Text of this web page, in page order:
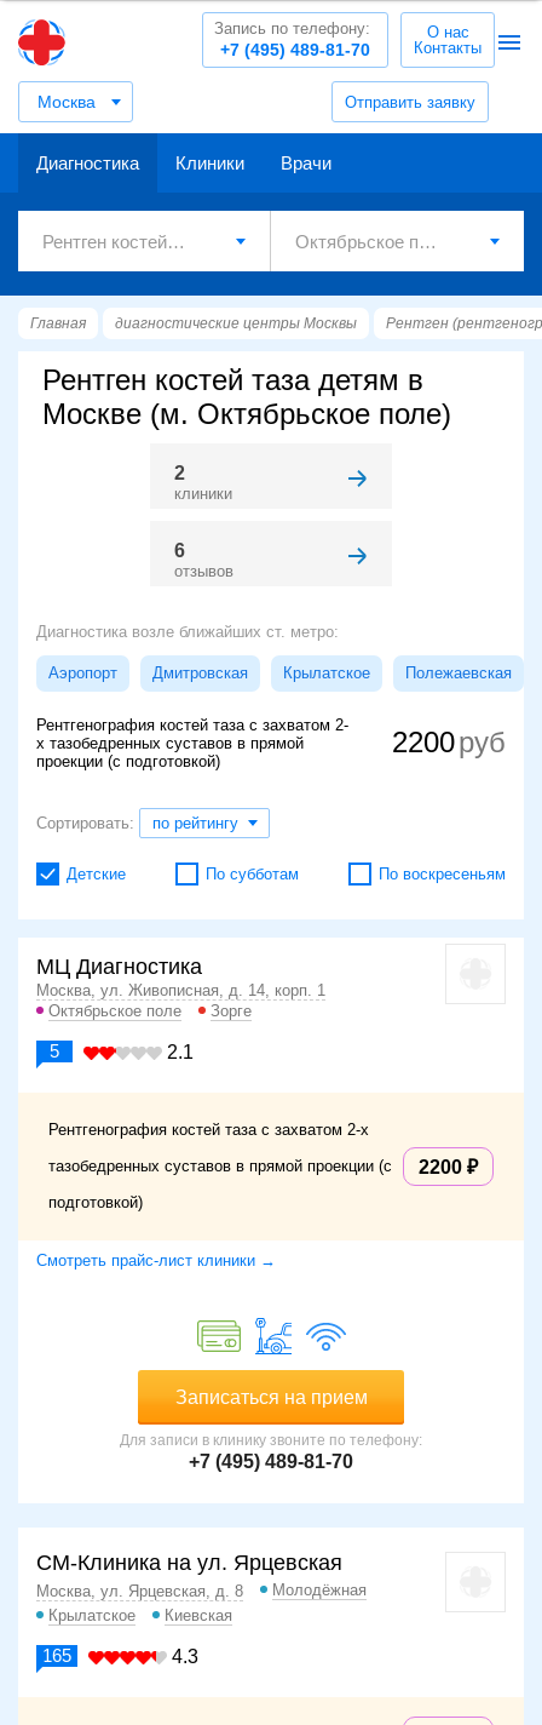
Москва Отправить заявку
+7 (495) 489-81-70
Запись по телефону:
О нас
Контакты
Диагностика Клиники Врачи
Главная диагностические центры Москвы Рентген
Рентген костей таза детям в
Москве (м. Октябрьское поле)
2
клиники
6
отзывов
Диагностика возле ближайших ст. метро:
Аэропорт Дмитровская Крылатское Полежаевская
Рентгенография костей таза с захватом 2-
х тазобедренных суставов в прямой
проекции (с подготовкой)
2200
Сортировать: по рейтингу
Детские По субботам По воскресеньям
МЦ Диагностика
Москва, ул. Живописная, д. 14, корп. 1
Октябрьское поле
Зорге
5 2.1
Рентгенография костей таза с захватом 2-х
тазобедренных суставов в прямой проекции (с
подготовкой)
2200
Смотреть прайс-лист клиники →
Записаться на прием
Для записи в клинику звоните по телефону:
+7 (495) 489-81-70
СМ-Клиника на ул. Ярцевская
Москва, ул. Ярцевская, д. 8
Молодёжная
Крылатское
Киевская
165 4.3